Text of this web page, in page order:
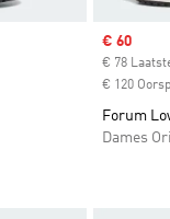
Sale price
€ 60
€ 78
€ 120
Forum
Dames